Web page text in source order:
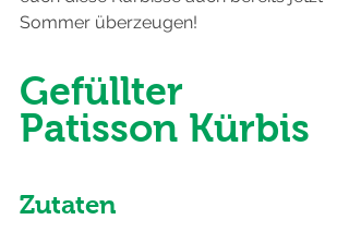
Sommer überzeugen!
Gefüllter
Patisson Kürbis
Zutaten